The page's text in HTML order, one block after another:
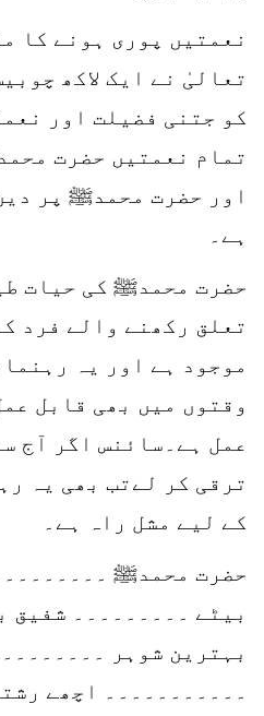
نعمتیں پوری ہونے کا
تعالیٰ نے ایک لاکھ
کو جتنی فضیلت اور
تمام نعمتیں حضرت
اور حضرت محمدﷺ پر
ہے۔
حضرت محمدﷺ کی حیات
تعلق رکھنے والے فرد
موجود ہے اور یہ
وقتوں میں بھی قابل
عمل ہے۔سائنس اگر آج
ترقی کر لےتب بھی یہ
کے لیے مشل راہ ہے۔
حضرت محمدﷺ
بیٹے ۔۔۔۔۔۔۔۔۔ شفیق
بہترین شوہر
۔۔۔۔۔۔۔۔۔۔۔ اچھے